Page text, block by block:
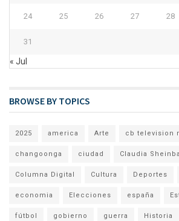
24 25 26 27 28
31
« Jul
BROWSE BY TOPICS
2025 america Arte cb television
changoonga ciudad Claudia
Columna Digital Cultura Deportes
economia Elecciones españa
fútbol gobierno guerra Historia